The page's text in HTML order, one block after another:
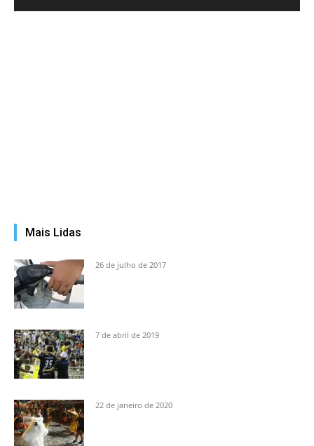
Mais Lidas
26 de julho de 2017
7 de abril de 2019
22 de janeiro de 2020